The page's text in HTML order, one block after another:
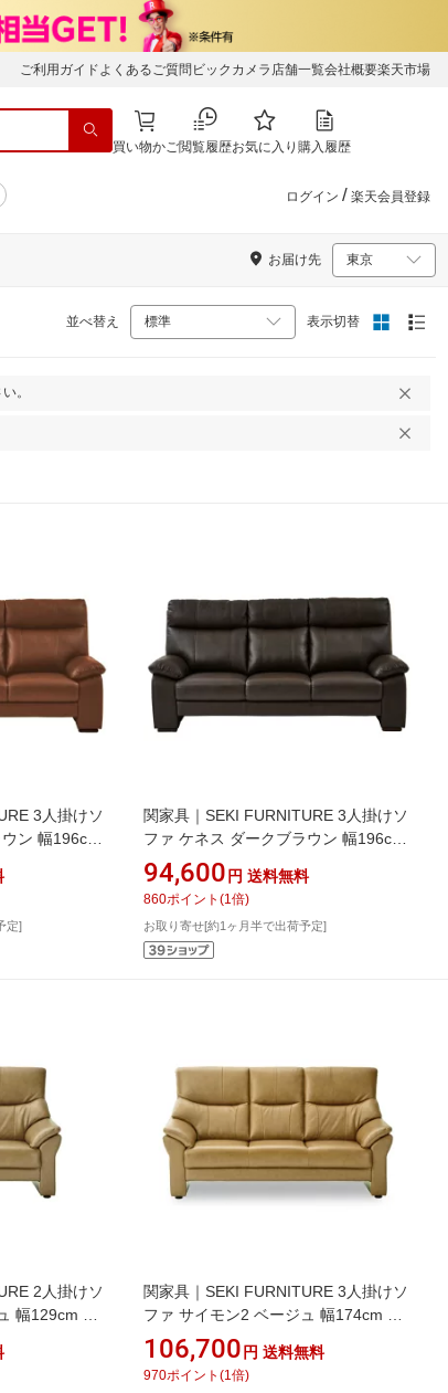
ご利用ガイド よくあるご質問 ビックカメラ店舗一覧会社概要楽天市場
買い物かご閲覧履歴お気に入り 購入履歴
ログイン / 楽天会員登録
お届け先
並べ替え 表示切替
。
3人掛けソ
ン 幅196cm
定]
関家具｜SEKI FURNITURE 3人掛けソ
ファ ケネス ダークブラウン 幅196cm
本革 ダークブラウン 341463
94,600 円 送料無料
860ポイント (1 倍)
お取り寄せ[約1ヶ月半で出荷予定]
2人掛けソ
幅129cm 本
関家具｜SEKI FURNITURE 3人掛けソ
ファ サイモン2 ベージュ 幅174cm 本
革 ベージュ 281318
106,700 円 送料無料
970ポイント (1 倍)